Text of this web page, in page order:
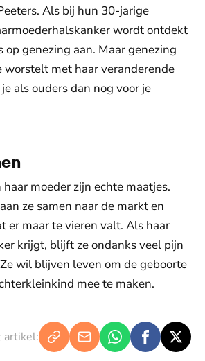
Als bij hun 30-jarige
wordt ontdekt
op genezing aan. Maar genezing
met haar veranderende
als ouders dan nog voor je
moeder zijn echte maatjes.
ze samen naar de markt en
er maar te vieren valt. Als haar
krijgt, blijft ze ondanks veel pijn
wil blijven leven om de geboorte
mee te maken.
artikel: